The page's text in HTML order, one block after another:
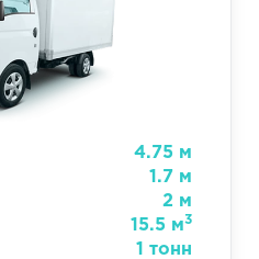
4.75 м
1.7 м
2 м
15.5 м3
1 тонн